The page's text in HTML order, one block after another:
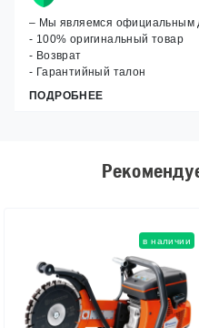
– Мы являемся официальным
- 100% оригинальный товар
- Возврат
- Гарантийный талон
ПОДРОБНЕЕ
в наличии